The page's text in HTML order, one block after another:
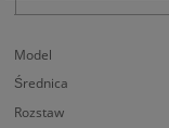
Model
Średnica
Rozstaw